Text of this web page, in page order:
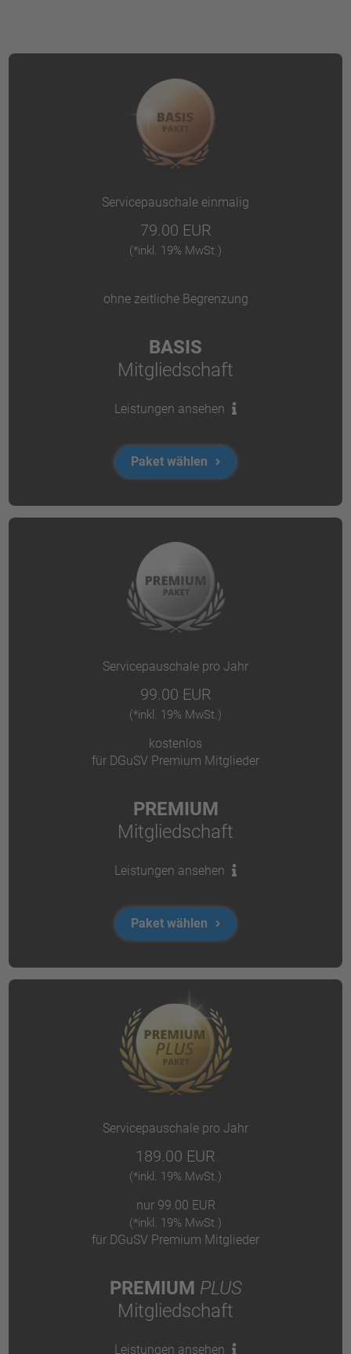
Servicepauschale einmalig
79.00 EUR
(*inkl. 19% MwSt.)
ohne zeitliche Begrenzung
BASIS
Mitgliedschaft
Leistungen ansehen
Paket wählen
Servicepauschale pro Jahr
99.00 EUR
(*inkl. 19% MwSt.)
kostenlos
für DGuSV Premium Mitglieder
PREMIUM
Mitgliedschaft
Leistungen ansehen
Paket wählen
Servicepauschale pro Jahr
189.00 EUR
(*inkl. 19% MwSt.)
nur 99.00 EUR
(*inkl. 19% MwSt.)
für DGuSV Premium Mitglieder
PREMIUM PLUS
Mitgliedschaft
Leistungen ansehen